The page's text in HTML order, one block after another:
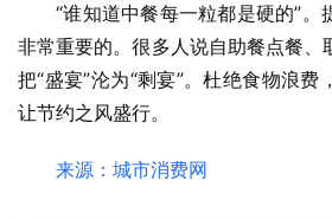
“谁知道中餐每一粒都是硬的”。
非常重要的。很多人说自助餐点餐、
把“盛宴”沦为“剩宴”。杜绝食物浪费
让节约之风盛行。
来源：城市消费网